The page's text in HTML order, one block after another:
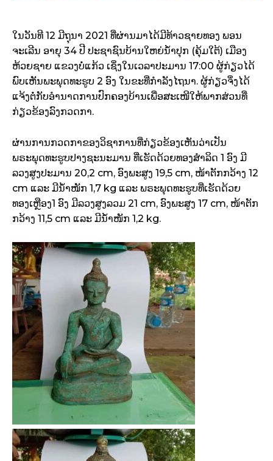
ໃນວັນທີ 12 ມີຖຸນາ 2021 ທີ່ຜ່ານມາໄດ້ມີທ້າວຊາຍທອງ ພອນ
ຈະເລີນ ອາຍຸ 34 ປີ ປະຊາຊົນບ້ານໃຫຍ່ນໍ້າປຸກ (ຄຸ້ມໃຕ້) ເມືອງ
ຫ້ວຍຊາຍ ແຂວງບໍ່ແກ້ວ ເຊິ່ງໃນເວລາປະມານ 17:00 ຜູ້ກ່ຽວໄດ້
ພົບເຫັນພະພຸດທະຮູບ 2 ອົງ ໃນຂະທີ່ກໍາລັງໄຖນາ. ຜູ້ກ່ຽວຈຶ່ງໄດ້
ແຈ້ງຕໍ່ກັບອໍານາດການປົກຄອງບ້ານເພື່ອສະເໜີໃຫ້ພາກສ່ວນທີ່
ກ່ຽວຂ້ອງລົງກວດກາ.
ຜ່ານການກວດກາຂອງວິຊາການທີ່ກ່ຽວຂ້ອງເຫັນວ່າເປັນ
ພຣະພຸດທະຮູບປາງຊະນະມານ ທີ່ເຮັດດ້ວຍທອງສໍາລິດ 1 ອົງ ມີ
ລວງສູງປະມານ 20,2 cm, ອົງພະສູງ 19,5 cm, ໜ້າຕັກກວ້າງ 12
cm ແລະ ມີນ້ຳໜັກ 1,7 kg ແລະ ພຣະພຸດທະຮູບທີ່ເຮັດດ້ວຍ
ທອງເຫຼືອງ1 ອົງ ມີລວງສູງລວມ 21 cm, ອົງພະສູງ 17 cm, ໜ້າຕັກ
ກວ້າງ 11,5 cm ແລະ ມີນ້ຳໜັກ 1,2 kg.